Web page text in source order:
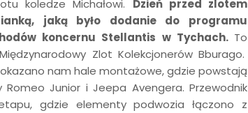
koledze Michałowi. Dzień przed zlotem
jaką było dodanie do programu
koncernu Stellantis w Tychach. To
Zlot Kolekcjonerów Bburago.
nam hale montażowe, gdzie powstają
Junior i Jeepa Avengera. Przewodnik
gdzie elementy podwozia łączono z